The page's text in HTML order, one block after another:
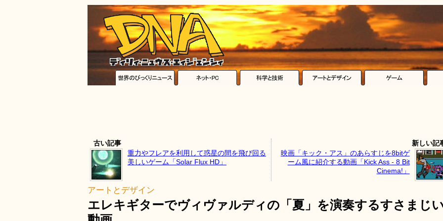
古い記事
重力やフレアを利用して惑星の間を飛び回る
美しいゲーム「Solar Flux HD」
新しい記
映画「キック・アス」のあらすじを8bitゲ
ーム風に紹介する動画「Kick Ass - 8 Bit
Cinema!」
アートとデザイン
エレキギターでヴィヴァルディの「夏」を演奏するすさまじ